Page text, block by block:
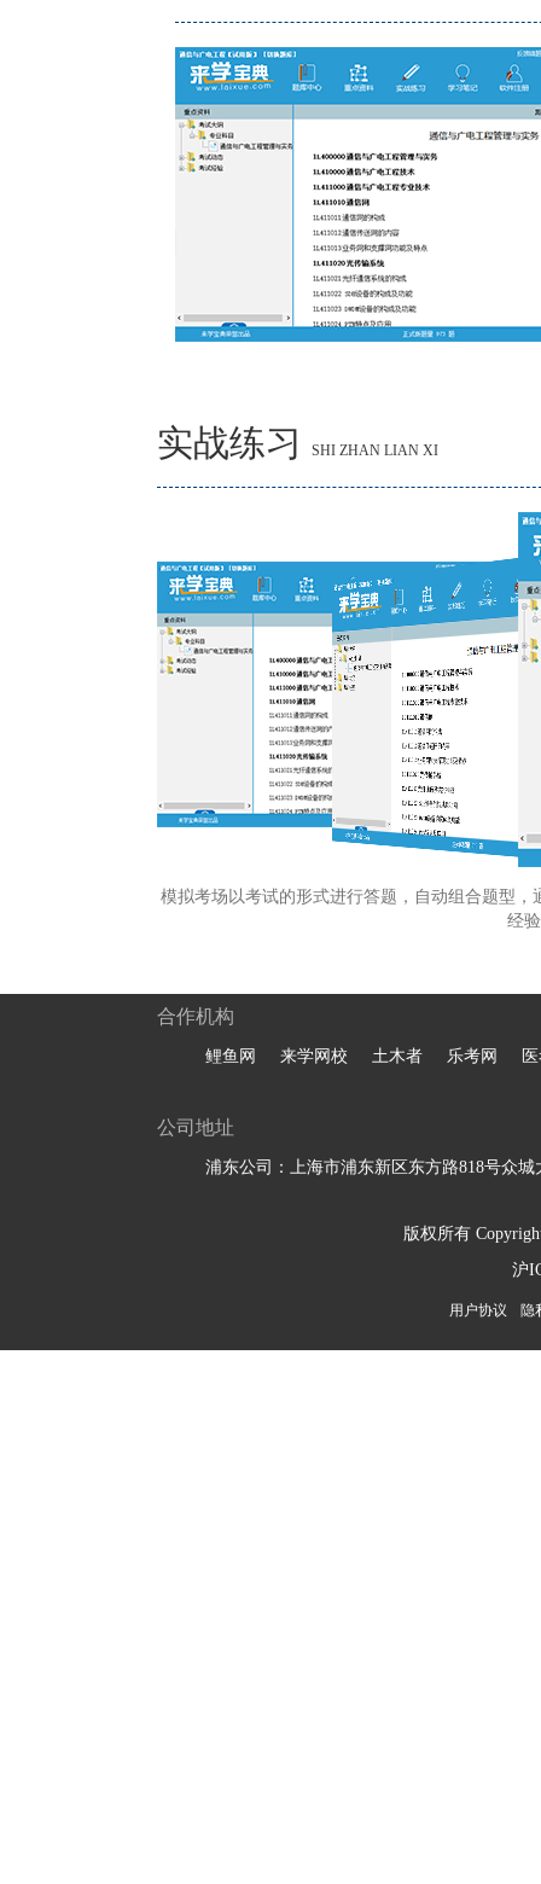
实战练习 SHI ZHAN LIAN XI
模拟考场以考试的形式进行答题，自动组合题型
经
合作机构
鲤鱼网 来学网校 土木者 乐考网
公司地址
浦东公司：上海市浦东新区东方路818号众城
版权所有
沪
用户协议 隐